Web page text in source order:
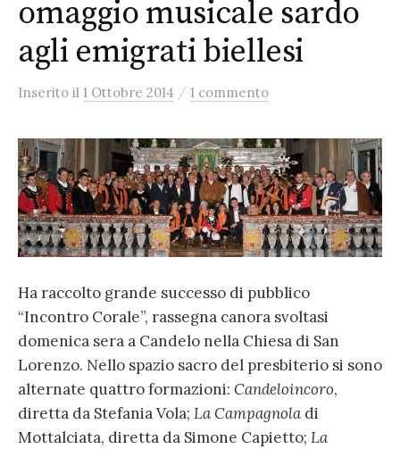
omaggio musicale sardo
agli emigrati biellesi
Inserito il 1 Ottobre 2014 / 1 commento
Ha raccolto grande successo di pubblico
“Incontro Corale”, rassegna canora svoltasi
domenica sera a Candelo nella Chiesa di San
Lorenzo. Nello spazio sacro del presbiterio si sono
alternate quattro formazioni: Candeloincoro,
diretta da Stefania Vola; La Campagnola di
Mottalciata, diretta da Simone Capietto; La